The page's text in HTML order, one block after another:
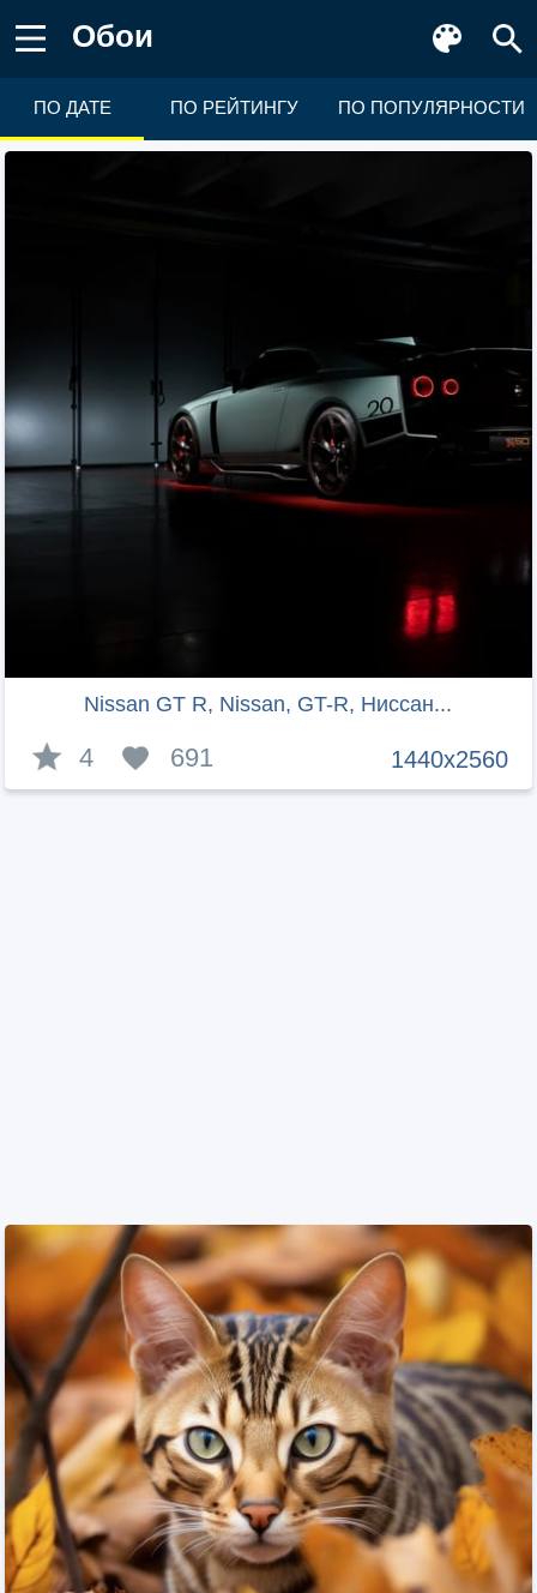
Обои
ПО ДАТЕ ПО РЕЙТИНГУ ПО ПОПУЛЯРНОСТИ
Nissan GT R, Nissan, GT-R, Ниссан...
1440x2560
4 691